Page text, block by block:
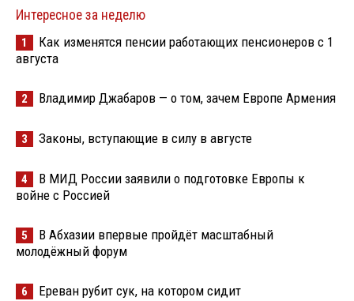
Интересное за неделю
1
Как изменятся пенсии работающих пенсионеров с 1
августа
2 Владимир Джабаров — о том, зачем Европе Армения
3 Законы, вступающие в силу в августе
4
В МИД России заявили о подготовке Европы к
войне с Россией
5
В Абхазии впервые пройдёт масштабный
молодёжный форум
6 Ереван рубит сук, на котором сидит